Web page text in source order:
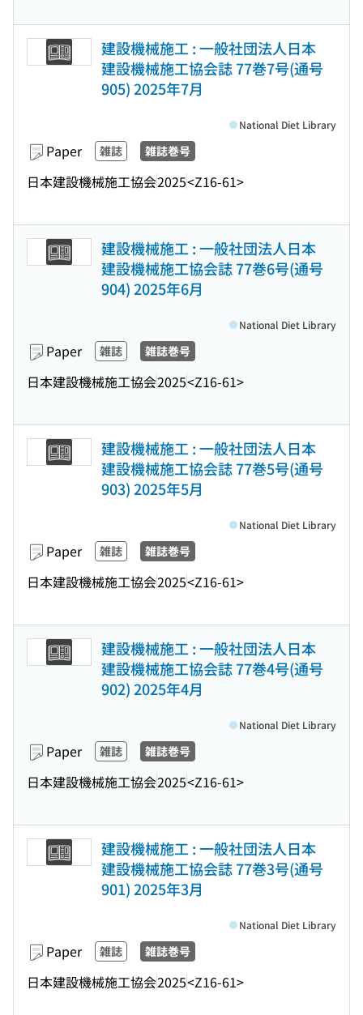
建設機械施工 : 一般社団法人日本
建設機械施工協会誌 77巻7号(通号
905) 2025年7月
Paper 雑誌 雑誌巻号
日本建設機械施工協会2025<Z16-61>
National Diet Library
建設機械施工 : 一般社団法人日本
建設機械施工協会誌 77巻6号(通号
904) 2025年6月
Paper 雑誌 雑誌巻号
日本建設機械施工協会2025<Z16-61>
National Diet Library
建設機械施工 : 一般社団法人日本
建設機械施工協会誌 77巻5号(通号
903) 2025年5月
Paper 雑誌 雑誌巻号
日本建設機械施工協会2025<Z16-61>
National Diet Library
建設機械施工 : 一般社団法人日本
建設機械施工協会誌 77巻4号(通号
902) 2025年4月
Paper 雑誌 雑誌巻号
日本建設機械施工協会2025<Z16-61>
National Diet Library
建設機械施工 : 一般社団法人日本
建設機械施工協会誌 77巻3号(通号
901) 2025年3月
Paper 雑誌 雑誌巻号
日本建設機械施工協会2025<Z16-61>
National Diet Library